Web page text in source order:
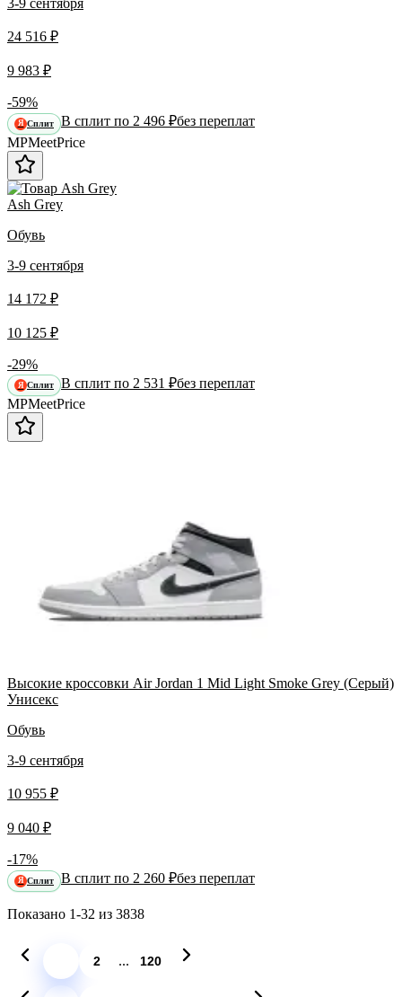
3-9 сентября
24 516 ₽
9 983 ₽
-59%
Я Сплит В сплит по 2 496 ₽без переплат
MPMeetPrice
Ash Grey
Обувь
3-9 сентября
14 172 ₽
10 125 ₽
-29%
Я Сплит В сплит по 2 531 ₽без переплат
MPMeetPrice
Высокие кроссовки Air Jordan 1 Mid Light Smoke Grey (Серый)
Унисекс
Обувь
3-9 сентября
10 955 ₽
9 040 ₽
-17%
Я Сплит В сплит по 2 260 ₽без переплат
Показано 1-32 из 3838
2 ... 120